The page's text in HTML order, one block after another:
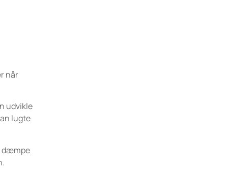
når
udvikle
lugte
dæmpe